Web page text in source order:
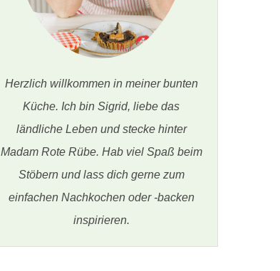
Herzlich willkommen in meiner bunten
Küche. Ich bin Sigrid, liebe das
ländliche Leben und stecke hinter
Madam Rote Rübe. Hab viel Spaß beim
Stöbern und lass dich gerne zum
einfachen Nachkochen oder -backen
inspirieren.